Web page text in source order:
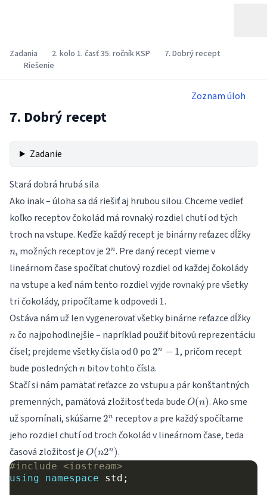
Zadania 2. kolo 1. časť 35. ročník KSP
7. Dobrý recept
Riešenie
Zoznam úloh
7. Dobrý recept
Zadanie
Stará dobrá hrubá sila
Ako inak – úloha sa dá riešiť aj hrubou silou. Chceme vedieť
koľko receptov čokolád má rovnaký rozdiel chutí od tých
troch na vstupe. Keďže každý recept je binárny reťazec dĺžky
n, možných receptov je 2^n
2n. Pre daný recept vieme v
lineárnom čase spočítať chuťový rozdiel od každej čokolády
na vstupe a keď nám tento rozdiel vyjde rovnaký pre všetky
tri čokolády, pripočítame k odpovedi 1
1.
Ostáva nám už len vygenerovať všetky binárne reťazce dĺžky
nčo najpohodlnejšie – napríklad použiť bitovú reprezentáciu
čísel; prejdeme všetky čísla od 0
0 po 2^n
2n − 1, pričom recept
bude posledných n
n bitov tohto čísla.
Stačí si nám pamätať reťazce zo vstupu a pár konštantných
premenných, pamäťová zložitosť teda bude O(n)
O(n). Ako sme
už spomínali, skúšame 2^n
2n receptov a pre každý spočítame
jeho rozdiel chutí od troch čokolád v lineárnom čase, teda
časová zložitosť je O(n2^n)
O(n2n).
#include <iostream>
using
namespace std ;